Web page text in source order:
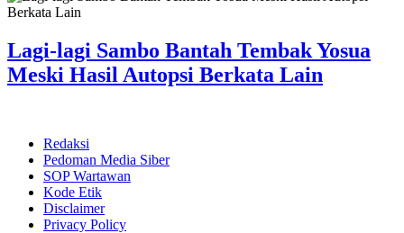
Lagi-lagi Sambo Bantah Tembak Yosua
Meski Hasil Autopsi Berkata Lain
Redaksi
Pedoman Media Siber
SOP Wartawan
Kode Etik
Disclaimer
Privacy Policy